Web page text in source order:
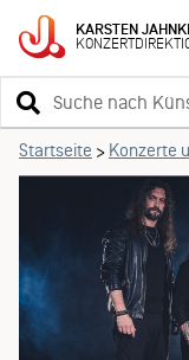
KARSTEN
Suchbegriff
eingeben
Startseite > Konzerte